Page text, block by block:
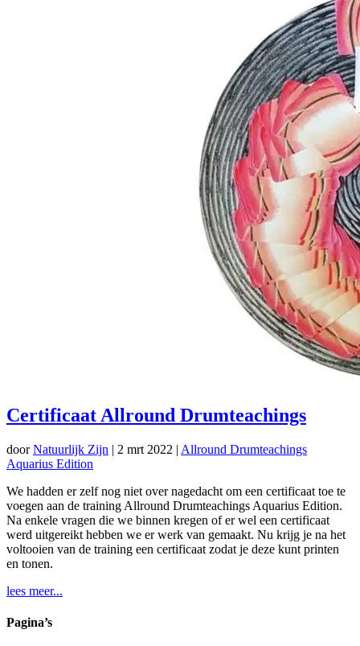
Certificaat Allround Drumteachings
doorNatuurlijk Zijn | 2 mrt 2022 | Allround Drumteachings
Aquarius Edition
We hadden er zelf nog niet over nagedacht om een certificaat toe te
voegen aan de training Allround Drumteachings Aquarius Edition.
Na enkele vragen die we binnen kregen of er wel een certificaat
werd uitgereikt hebben we er werk van gemaakt. Nu krijg je na het
voltooien van de training een certificaat zodat je deze kunt printen
en tonen.
lees meer...
Pagina’s